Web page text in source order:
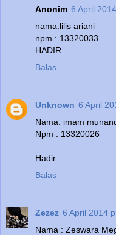
Anonim 6 April
nama:lilis ariani
npm : 13320033
HADIR
Balas
Unknown 6 April
Nama: imam
Npm : 13320026
Hadir
Balas
Zezez 6 April 2014
Nama : Zeswara